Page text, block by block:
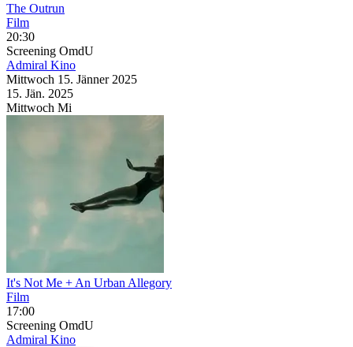
The Outrun
Film
20:30
Screening OmdU
Admiral Kino
Mittwoch 15. Jänner 2025
15. Jän. 2025
Mittwoch Mi
It's Not Me + An Urban Allegory
Film
17:00
Screening OmdU
Admiral Kino